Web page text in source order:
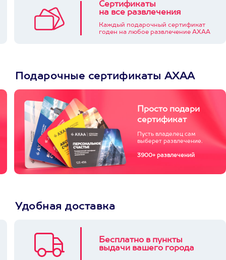
Сертификаты
на все развлечения
Каждый подарочный сертификат
годен на любое развлечение АХАА
Подарочные сертификаты АХАА
Просто подари
сертификат
Пусть владелец сам
выберет развлечение.
3900+ развлечений
Удобная доставка
Бесплатно в пункты
выдачи вашего города